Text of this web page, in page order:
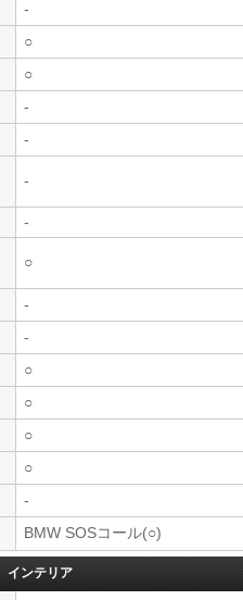
-
○
○
-
-
-
-
○
-
-
○
○
○
○
-
BMW SOSコール(○)
インテリア